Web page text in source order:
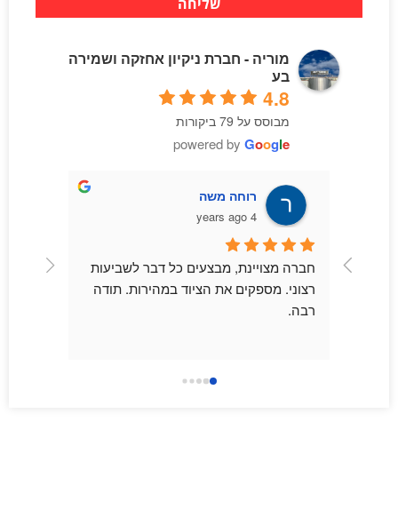
מוריה - חברת ניקיון אחזקה ושמירה
בע
4.8
מבוסס על 79 ביקורות
powered by Google
רוחה משה
4 years ago
רבה.